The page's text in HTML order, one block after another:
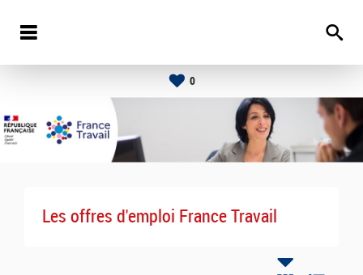
0
Les offres d'emploi France Travail